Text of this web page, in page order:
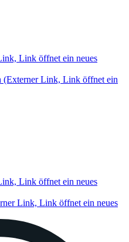
Link öffnet ein neues
(Externer Link, Link öffnet ein
Link öffnet ein neues
Link, Link öffnet ein neues